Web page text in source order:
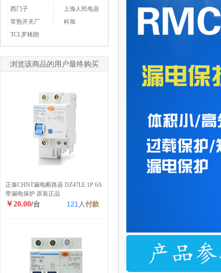
西门子
上海人民电器
常熟开关厂
科旭
TCL罗格朗
浏览该商品的用户最终购买
正泰CHNT漏电断路器 DZ47LE 1P 6A
带漏电保护 原装正品
￥20.00/台 121 人付款